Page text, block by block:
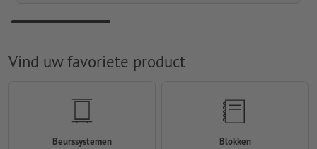
Vind uw favoriete product
Beurssystemen Blokken